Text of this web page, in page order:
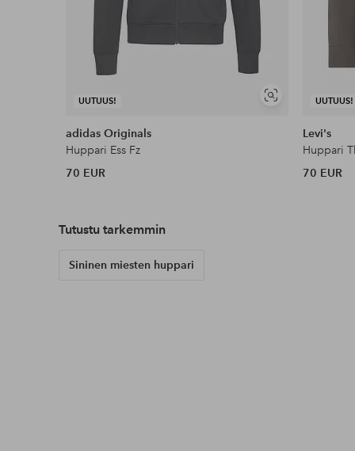
UUTUUS!
Näytä
adidas Originals
Huppari Ess Fz
70 EUR
UUTUUS!
Levi's
Huppari
70 EUR
Tutustu tarkemmin
Sininen miesten huppari